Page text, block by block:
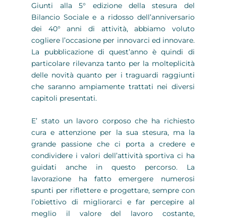
Giunti alla 5° edizione della stesura del
Bilancio Sociale e a ridosso dell’anniversario
dei 40° anni di attività, abbiamo voluto
cogliere l’occasione per innovarci ed innovare.
La pubblicazione di quest’anno è quindi di
particolare rilevanza tanto per la molteplicità
delle novità quanto per i traguardi raggiunti
che saranno ampiamente trattati nei diversi
capitoli presentati.
E’ stato un lavoro corposo che ha richiesto
cura e attenzione per la sua stesura, ma la
grande passione che ci porta a credere e
condividere i valori dell’attività sportiva ci ha
guidati anche in questo percorso. La
lavorazione ha fatto emergere numerosi
spunti per riflettere e progettare, sempre con
l’obiettivo di migliorarci e far percepire al
meglio il valore del lavoro costante,